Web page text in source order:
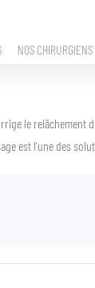
NOS
le
est l’une des